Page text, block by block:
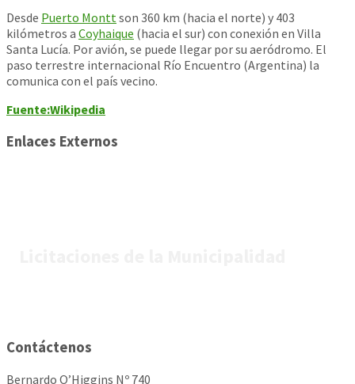
Desde Puerto Montt son 360 km (hacia el norte) y 403
kilómetros a Coyhaique (hacia el sur) con conexión en Villa
Santa Lucía. Por avión, se puede llegar por su aeródromo. El
paso terrestre internacional Río Encuentro (Argentina) la
comunica con el país vecino.
Fuente:Wikipedia
Enlaces Externos
Contáctenos
Bernardo O’Higgins Nº 740